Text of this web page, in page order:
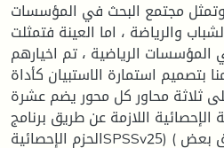
مجتمع البحث في المؤسسات
والرياضة ، اما العينة فتمثلت
الرياضية ، تم اخيارهم
بتصميم استمارة الاستبيان كأداة
ثلاثة محاور كل محور يضم عشرة
الإحصائية اللازمة عن طريق برنامج
الحزم الإحصائيةSPSSv25) ( عنوان الدراسة : تطبيق بعض